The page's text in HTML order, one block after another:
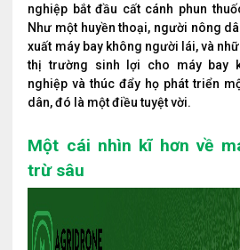
nghiệp bắt đầu cất cánh phun
Như một huyền thoại, người nông
xuất máy bay không người lái, và
thị trường sinh lợi cho máy bay
nghiệp và thúc đẩy họ phát triển
dân, đó là một điều tuyệt vời.
Một cái nhìn kĩ hơn về
trừ sâu